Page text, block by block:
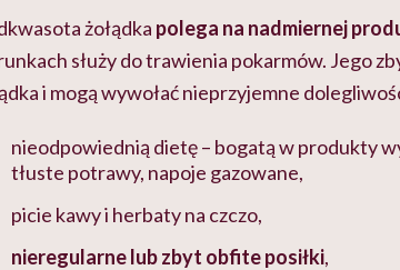
żołądka polega na nadmiernej
służy do trawienia pokarmów. Jego
i mogą wywołać nieprzyjemne
nieodpowiednią dietę – bogatą w produkty
tłuste potrawy, napoje gazowane,
picie kawy i herbaty na czczo,
nieregularne lub zbyt obfite posiłki,